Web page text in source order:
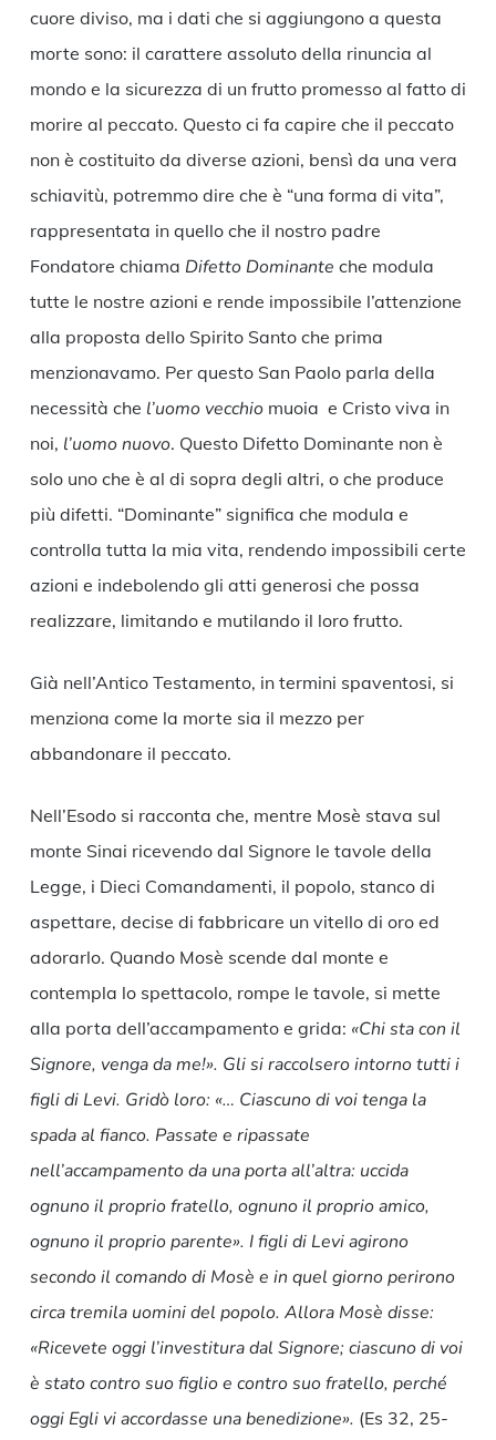
cuore diviso, ma i dati che si aggiungono a questa
morte sono: il carattere assoluto della rinuncia al
mondo e la sicurezza di un frutto promesso al fatto di
morire al peccato. Questo ci fa capire che il peccato
non è costituito da diverse azioni, bensì da una vera
schiavitù, potremmo dire che è “una forma di vita”,
rappresentata in quello che il nostro padre
Fondatore chiama Difetto Dominante che modula
tutte le nostre azioni e rende impossibile l’attenzione
alla proposta dello Spirito Santo che prima
menzionavamo. Per questo San Paolo parla della
necessità che l’uomo vecchiomuoia e Cristo viva in
noi, l’uomo nuovo. Questo Difetto Dominante non è
solo uno che è al di sopra degli altri, o che produce
più difetti. “Dominante” significa che modula e
controlla tutta la mia vita, rendendo impossibili certe
azioni e indebolendo gli atti generosi che possa
realizzare, limitando e mutilando il loro frutto.
Già nell’Antico Testamento, in termini spaventosi, si
menziona come la morte sia il mezzo per
abbandonare il peccato.
Nell’Esodo si racconta che, mentre Mosè stava sul
monte Sinai ricevendo dal Signore le tavole della
Legge, i Dieci Comandamenti, il popolo, stanco di
aspettare, decise di fabbricare un vitello di oro ed
adorarlo. Quando Mosè scende dal monte e
contempla lo spettacolo, rompe le tavole, si mette
alla porta dell’accampamento e grida: «Chi sta con il
Signore, venga da me!». Gli si raccolsero intorno tutti i
figli di Levi. Gridò loro: «… Ciascuno di voi tenga la
spada al fianco. Passate e ripassate
nell’accampamento da una porta all’altra: uccida
ognuno il proprio fratello, ognuno il proprio amico,
ognuno il proprio parente». I figli di Levi agirono
secondo il comando di Mosè e in quel giorno perirono
circa tremila uomini del popolo. Allora Mosè disse:
«Ricevete oggi l’investitura dal Signore; ciascuno di voi
è stato contro suo figlio e contro suo fratello, perché
oggi Egli vi accordasse una benedizione». (Es 32, 25-